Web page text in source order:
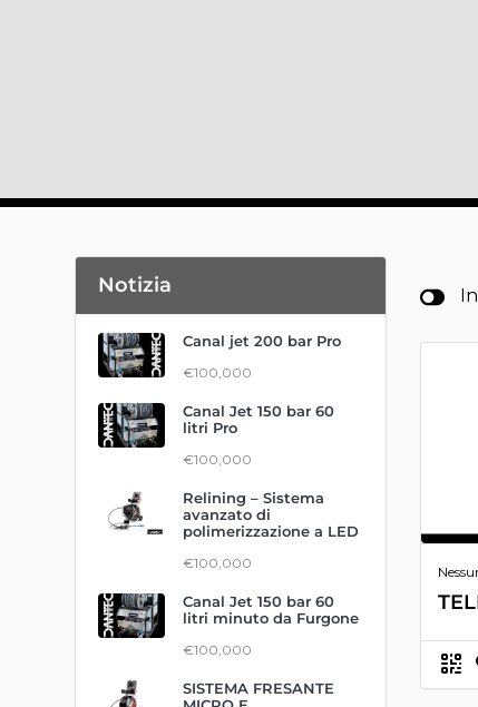
Notizia
Canal jet 200 bar Pro
€100,000
Canal Jet 150 bar 60
litri Pro
€100,000
Relining – Sistema
avanzato di
polimerizzazione a LED
€100,000
Canal Jet 150 bar 60
litri minuto da Furgone
€100,000
SISTEMA FRESANTE